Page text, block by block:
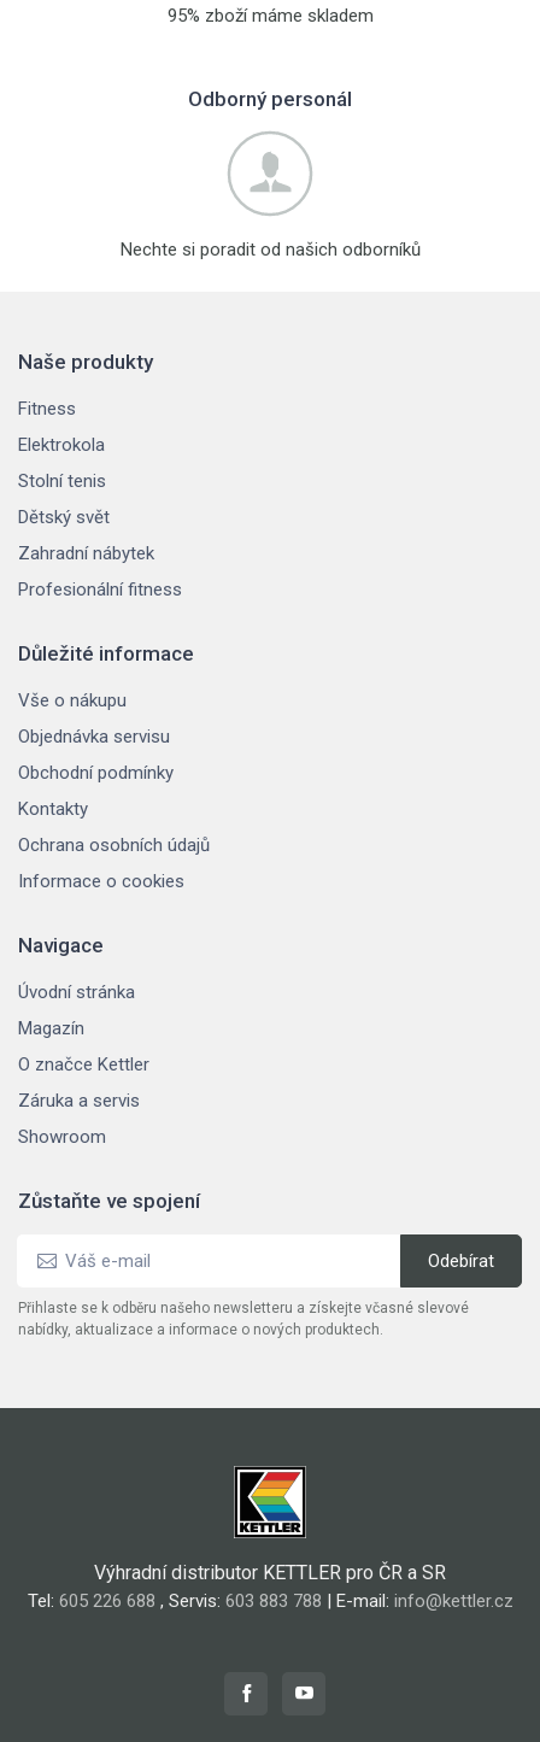
95% zboží máme skladem
Odborný personál
Nechte si poradit od našich odborníků
Naše produkty
Fitness
Elektrokola
Stolní tenis
Dětský svět
Zahradní nábytek
Profesionální fitness
Důležité informace
Vše o nákupu
Objednávka servisu
Obchodní podmínky
Kontakty
Ochrana osobních údajů
Informace o cookies
Navigace
Úvodní stránka
Magazín
O značce Kettler
Záruka a servis
Showroom
Zůstaňte ve spojení
Přihlaste se k odběru našeho newsletteru a získejte včasné slevové
nabídky, aktualizace a informace o nových produktech.
Výhradní distributor KETTLER pro ČR a SR
Tel: 605 226 688 , Servis: 603 883 788 | E-mail: info@kettler.cz